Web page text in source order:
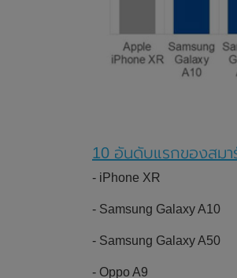
10 อันดับแรกของสมา
- iPhone XR
- Samsung Galaxy A10
- Samsung Galaxy A50
- Oppo A9